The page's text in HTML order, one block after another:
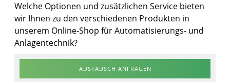
Welche Optionen und zusätzlichen Service bieten
wir Ihnen zu den verschiedenen Produkten in
unserem Online-Shop für Automatisierungs- und
Anlagentechnik?
AUSTAUSCH ANFRAGEN